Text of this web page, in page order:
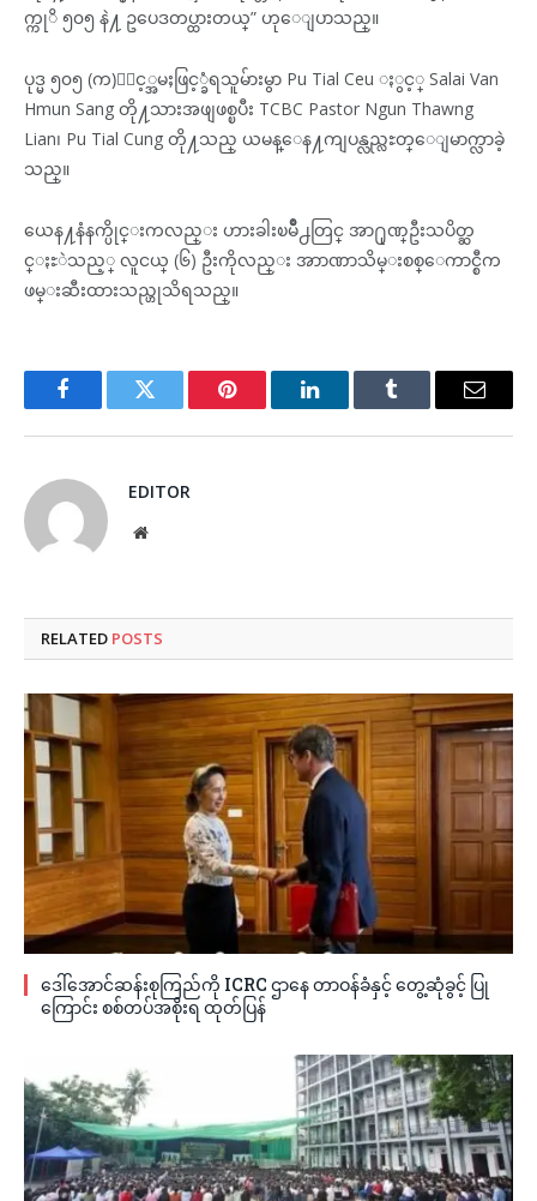
က္ကုိ ၅၀၅ နဲ႔ ဥပေဒတပ္ထားတယ္” ဟုေျပာသည္။
ပုဒ္မ ၅၀၅ (က)ႏွင့္အမႈဖြင့္ခံရသူမ်ားမွာ Pu Tial Ceu ႏွင့္ Salai Van
Hmun Sang တို႔သားအဖျဖစ္ၿပီး TCBC Pastor Ngun Thawng
Lian၊ Pu Tial Cung တို႔သည္ ယမန္ေန႔ကျပန္လည္လႊတ္ေျမာက္လာခဲ့
သည္။
ယေန႔နံနက္ပိုင္းကလည္း ဟားခါးၿမိဳ႕တြင္ အာ႐ုဏ္ဦးသပိတ္ဆ
င္ႏႊဲသည့္ လူငယ္ (၆) ဦးကိုလည္း အာာဏာသိမ္းစစ္ေကာင္စီက
ဖမ္းဆီးထားသည္ဟုသိရသည္။
FacebookTwitter Pinterest LinkedInTumblr Email
EDITOR
Website
RELATED POSTS
ဒေါ်အောင်ဆန်းစုကြည်ကို ICRC ဌာနေ တာဝန်ခံနှင့် တွေ့ဆုံခွင့် ပြု
ကြောင်း စစ်တပ်အစိုးရ ထုတ်ပြန်